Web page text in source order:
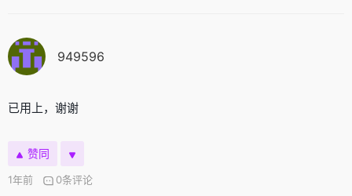
949596
已用上，谢谢
赞同
1年前 0条评论